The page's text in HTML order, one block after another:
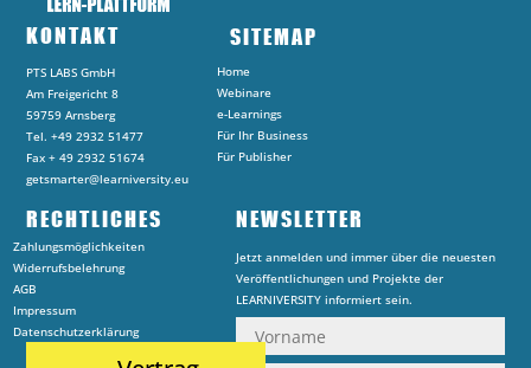
KONTAKT
PTS LABS GmbH
Am Freigericht 8
59759 Arnsberg
Tel. +49 2932 51477
Fax + 49 2932 51674
getsmarter@learniversity.eu
SITEMAP
Home
Webinare
e-Learnings
Für Ihr Business
Für Publisher
RECHTLICHES
Zahlungsmöglichkeiten
Widerrufsbelehrung
AGB
Impressum
Datenschutzerklärung
NEWSLETTER
Jetzt anmelden und immer über die neuesten
Veröffentlichungen und Projekte der
LEARNIVERSITY informiert sein.